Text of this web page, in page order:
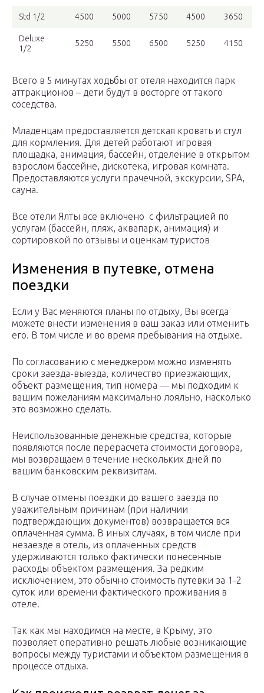
Std 1/2 4500 5000 5750 4500 3650
Deluxe
1/2
5250 5500 6500 5250 4150
Всего в 5 минутах ходьбы от отеля находится парк
аттракционов – дети будут в восторге от такого
соседства.
Младенцам предоставляется детская кровать и стул
для кормления. Для детей работают игровая
площадка, анимация, бассейн, отделение в открытом
взрослом бассейне, дискотека, игровая комната.
Предоставляются услуги прачечной, экскурсии, SPA,
сауна.
Все отели Ялты все включено с фильтрацией по
услугам (бассейн, пляж, аквапарк, анимация) и
сортировкой по отзывы и оценкам туристов
Изменения в путевке, отмена
поездки
Если у Вас меняются планы по отдыху, Вы всегда
можете внести изменения в ваш заказ или отменить
его. В том числе и во время пребывания на отдыхе.
По согласованию с менеджером можно изменять
сроки заезда-выезда, количество приезжающих,
объект размещения, тип номера — мы подходим к
вашим пожеланиям максимально лояльно, насколько
это возможно сделать.
Неиспользованные денежные средства, которые
появляются после перерасчета стоимости договора,
мы возвращаем в течение нескольких дней по
вашим банковским реквизитам.
В случае отмены поездки до вашего заезда по
уважительным причинам (при наличии
подтверждающих документов) возвращается вся
оплаченная сумма. В иных случаях, в том числе при
незаезде в отель, из оплаченных средств
удерживаются только фактически понесенные
расходы объектом размещения. За редким
исключением, это обычно стоимость путевки за 1-2
суток или времени фактического проживания в
отеле.
Так как мы находимся на месте, в Крыму, это
позволяет оперативно решать любые возникающие
вопросы между туристами и объектом размещения в
процессе отдыха.